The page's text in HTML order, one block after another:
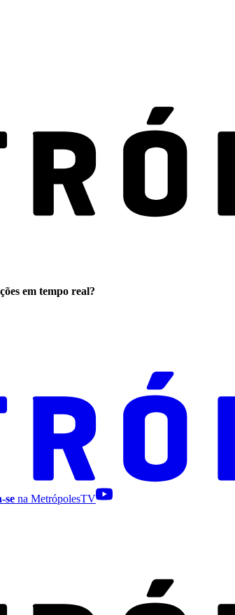
em tempo real?
se na MetrópolesTV